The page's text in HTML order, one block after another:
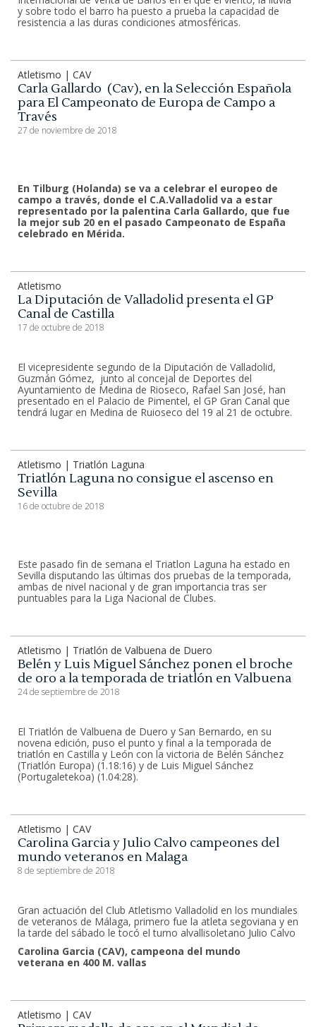
y sobre todo el barro ha puesto a prueba la capacidad de
resistencia a las duras condiciones atmosféricas.
Atletismo | CAV
Carla Gallardo (Cav), en la Selección Española
para El Campeonato de Europa de Campo a
Través
27 de noviembre de 2018
En Tilburg (Holanda) se va a celebrar el europeo de
campo a través, donde el C.A.Valladolid va a estar
representado por la palentina Carla Gallardo, que fue
la mejor sub 20 en el pasado Campeonato de España
celebrado en Mérida.
Atletismo
La Diputación de Valladolid presenta el GP
Canal de Castilla
17 de octubre de 2018
El vicepresidente segundo de la Diputación de Valladolid,
Guzmán Gómez, junto al concejal de Deportes del
Ayuntamiento de Medina de Rioseco, Rafael San José, han
presentado en el Palacio de Pimentel, el GP Gran Canal que
tendrá lugar en Medina de Ruioseco del 19 al 21 de octubre.
Atletismo | Triatlón Laguna
Triatlón Laguna no consigue el ascenso en
Sevilla
16 de octubre de 2018
Este pasado fin de semana el Triatlon Laguna ha estado en
Sevilla disputando las últimas dos pruebas de la temporada,
ambas de nivel nacional y de gran importancia tras ser
puntuables para la Liga Nacional de Clubes.
Atletismo | Triatlón de Valbuena de Duero
Belén y Luis Miguel Sánchez ponen el broche
de oro a la temporada de triatlón en Valbuena
24 de septiembre de 2018
El Triatlón de Valbuena de Duero y San Bernardo, en su
novena edición, puso el punto y final a la temporada de
triatlón en Castilla y León con la victoria de Belén Sánchez
(Triatlón Europa) (1.18:16) y de Luis Miguel Sánchez
(Portugaletekoa) (1.04:28).
Atletismo | CAV
Carolina Garcia y Julio Calvo campeones del
mundo veteranos en Malaga
8 de septiembre de 2018
Gran actuación del Club Atletismo Valladolid en los mundiales
de veteranos de Málaga, primero fue la atleta segoviana y en
la tarde del sábado le tocó el turno alvallisoletano Julio Calvo
Carolina Garcia (CAV), campeona del mundo
veterana en 400 M. vallas
Atletismo | CAV